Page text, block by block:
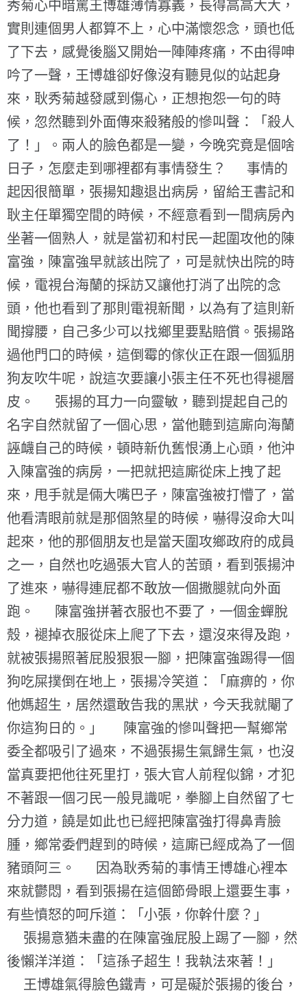
秀菊心中暗罵王博雄薄情寡義，長得高高大大，
實則連個男人都算不上，心中滿懷怨念，頭也低
了下去，感覺後腦又開始一陣陣疼痛，不由得呻
吟了一聲，王博雄卻好像沒有聽見似的站起身
來，耿秀菊越發感到傷心，正想抱怨一句的時
候，忽然聽到外面傳來殺豬般的慘叫聲：「殺人
了！」。兩人的臉色都是一變，今晚究竟是個啥
日子，怎麼走到哪裡都有事情發生？ 事情的
起因很簡單，張揚知趣退出病房，留給王書記和
耿主任單獨空間的時候，不經意看到一間病房內
坐著一個熟人，就是當初和村民一起圍攻他的陳
富強，陳富強早就該出院了，可是就快出院的時
候，電視台海蘭的採訪又讓他打消了出院的念
頭，他也看到了那則電視新聞，以為有了這則新
聞撐腰，自己多少可以找鄉里要點賠償。張揚路
過他門口的時候，這倒霉的傢伙正在跟一個狐朋
狗友吹牛呢，說這次要讓小張主任不死也得褪層
皮。 張揚的耳力一向靈敏，聽到提起自己的
名字自然就留了一個心思，當他聽到這廝向海蘭
誣衊自己的時候，頓時新仇舊恨湧上心頭，他沖
入陳富強的病房，一把就把這廝從床上拽了起
來，甩手就是倆大嘴巴子，陳富強被打懵了，當
他看清眼前就是那個煞星的時候，嚇得沒命大叫
起來，他的那個朋友也是當天圍攻鄉政府的成員
之一，自然也吃過張大官人的苦頭，看到張揚沖
了進來，嚇得連屁都不敢放一個撒腿就向外面
跑。 陳富強拼著衣服也不要了，一個金蟬脫
殼，褪掉衣服從床上爬了下去，還沒來得及跑，
就被張揚照著屁股狠狠一腳，把陳富強踢得一個
狗吃屎撲倒在地上，張揚冷笑道：「麻痹的，你
他媽超生，居然還敢告我的黑狀，今天我就閹了
你這狗日的。」 陳富強的慘叫聲把一幫鄉常
委全都吸引了過來，不過張揚生氣歸生氣，也沒
當真要把他往死里打，張大官人前程似錦，才犯
不著跟一個刁民一般見識呢，拳腳上自然留了七
分力道，饒是如此也已經把陳富強打得鼻青臉
腫，鄉常委們趕到的時候，這廝已經成為了一個
豬頭阿三。 因為耿秀菊的事情王博雄心裡本
來就鬱悶，看到張揚在這個節骨眼上還要生事，
有些憤怒的呵斥道：「小張，你幹什麼？」
張揚意猶未盡的在陳富強屁股上踢了一腳，然
後懶洋洋道：「這孫子超生！我執法來著！」
王博雄氣得臉色鐵青，可是礙於張揚的後台，